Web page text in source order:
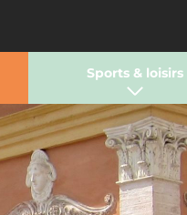
Sports & loisirs